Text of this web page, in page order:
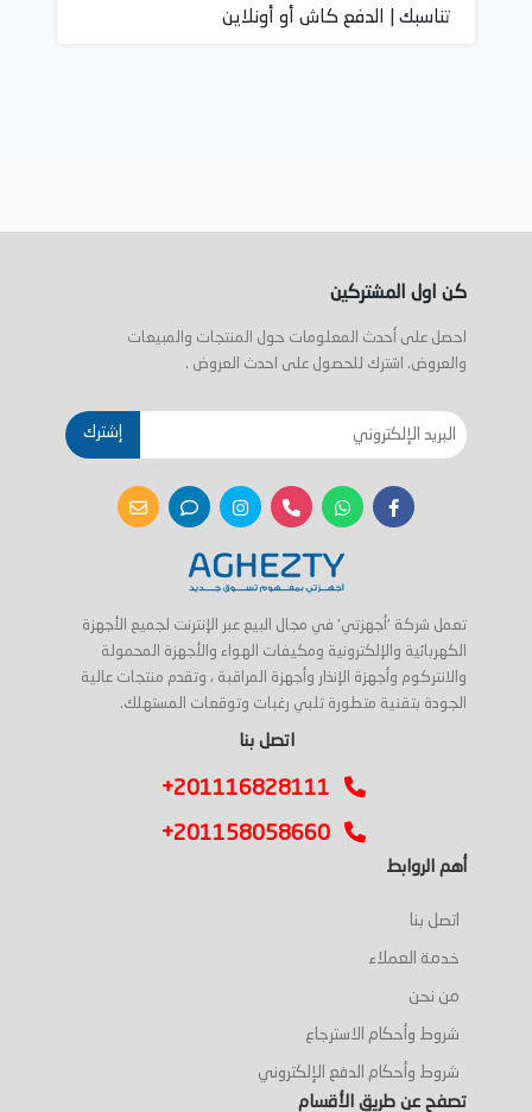
تناسبك | الدفع كاش أو أونلاين
كن اول المشتركين
احصل على أحدث المعلومات حول المنتجات والمبيعات
والعروض. اشترك للحصول على احدث العروض .
إشترك
تعمل شركة 'أجهزتي' في مجال البيع عبر الإنترنت لجميع الأجهزة
الكهربائية والإلكترونية ومكيفات الهواء والأجهزة المحمولة
والانتركوم وأجهزة الإنذار وأجهزة المراقبة ، وتقدم منتجات عالية
الجودة بتقنية متطورة تلبي رغبات وتوقعات المستهلك.
اتصل بنا
+201116828111
+201158058660
أهم الروابط
اتصل بنا
خدمة العملاء
من نحن
شروط وأحكام الاسترجاع
شروط وأحكام الدفع الإلكتروني
تصفح عن طريق الأقسام